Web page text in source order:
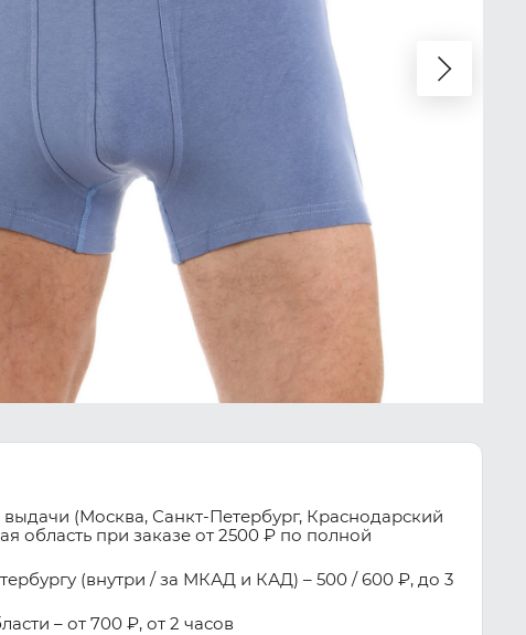
(Москва, Санкт-Петербург, Краснодарский
область при заказе от 2500 ₽ по полной
(внутри / за МКАД и КАД) – 500 / 600 ₽, до 3
– от 700 ₽, от 2 часов